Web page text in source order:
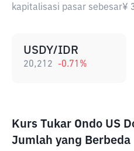
kapitalisasi pasar sebesar¥
USDY/IDR
20,212 -0.71 %
Kurs Tukar Ondo US
Jumlah yang Berbeda